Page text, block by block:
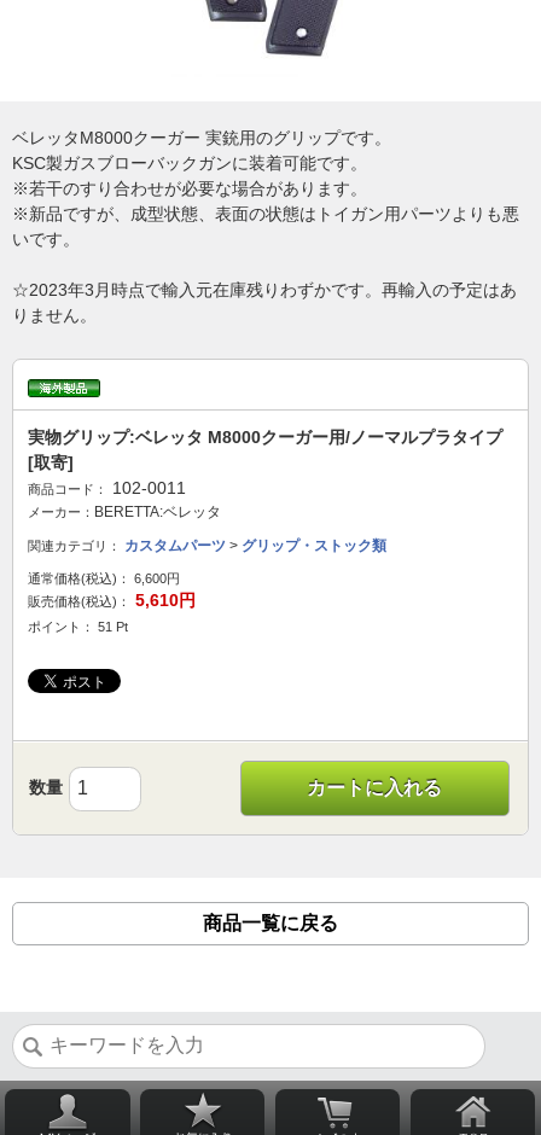
ベレッタM8000クーガー 実銃用のグリップです。
KSC製ガスブローバックガンに装着可能です。
※若干のすり合わせが必要な場合があります。
※新品ですが、成型状態、表面の状態はトイガン用パーツよりも悪
いです。
☆2023年3月時点で輸入元在庫残りわずかです。再輸入の予定はあ
りません。
実物グリップ:ベレッタ M8000クーガー用/ノーマルプラタイプ
[取寄]
商品コード： 102-0011
メーカー： BERETTA:ベレッタ
関連カテゴリ： カスタムパーツ > グリップ・ストック類
通常価格(税込)：
6,600円
販売価格(税込)：
5,610円
ポイント： 51 Pt
数量 カートに入れる
商品一覧に戻る